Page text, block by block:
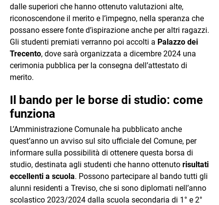
dalle superiori che hanno ottenuto valutazioni alte,
riconoscendone il merito e l’impegno, nella speranza che
possano essere fonte d’ispirazione anche per altri ragazzi.
Gli studenti premiati verranno poi accolti a Palazzo dei
Trecento, dove sarà organizzata a dicembre 2024 una
cerimonia pubblica per la consegna dell’attestato di
merito.
Il bando per le borse di studio: come
funziona
L’Amministrazione Comunale ha pubblicato anche
quest’anno un avviso sul sito ufficiale del Comune, per
informare sulla possibilità di ottenere questa borsa di
studio, destinata agli studenti che hanno ottenuto risultati
eccellenti a scuola. Possono partecipare al bando tutti gli
alunni residenti a Treviso, che si sono diplomati nell’anno
scolastico 2023/2024 dalla scuola secondaria di 1° e 2°